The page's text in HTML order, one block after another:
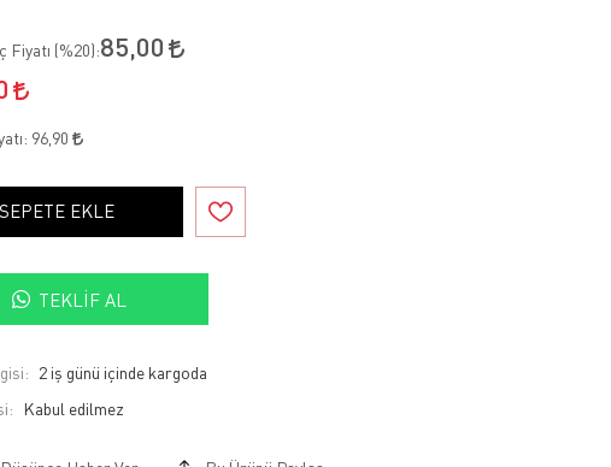
Fiyatı (%20):85,00
96,90
SEPETE EKLE
TEKLIF AL
2 iş günü içinde kargoda